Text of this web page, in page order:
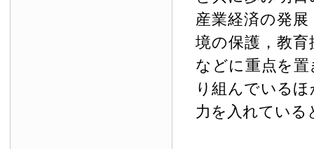
産業経済の発
境の保護，教
などに重点を
り組んでいる
力を入れている